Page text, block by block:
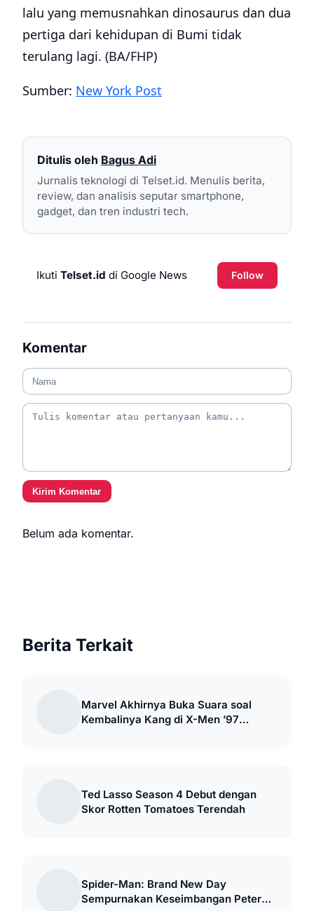
lalu yang memusnahkan dinosaurus dan dua
pertiga dari kehidupan di Bumi tidak
terulang lagi. (BA/FHP)
Sumber: New York Post
Ditulis oleh Bagus Adi
Jurnalis teknologi di Telset.id. Menulis berita,
review, dan analisis seputar smartphone,
gadget, dan tren industri tech.
Ikuti Telset.id di Google News Follow
Komentar
Kirim Komentar
Belum ada komentar.
Berita Terkait
Marvel Akhirnya Buka Suara soal
Kembalinya Kang di X-Men ’97
Ted Lasso Season 4 Debut dengan
Skor Rotten Tomatoes Terendah
Spider-Man: Brand New Day
Sempurnakan Keseimbangan Peter